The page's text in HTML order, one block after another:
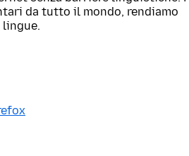
da tutto il mondo, rendiamo